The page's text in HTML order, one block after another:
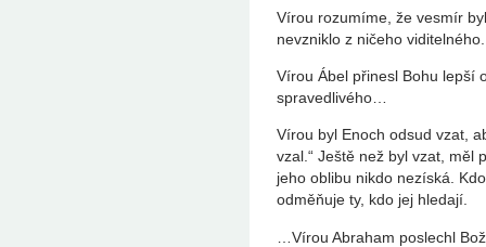
Vírou rozumíme, že vesmír
nevzniklo z ničeho viditelného.
Vírou Ábel přinesl Bohu lepší
spravedlivého…
Vírou byl Enoch odsud vzat,
vzal.“ Ještě než byl vzat, měl
jeho oblibu nikdo nezíská.
odměňuje ty, kdo jej hledají.
…Vírou Abraham poslechl